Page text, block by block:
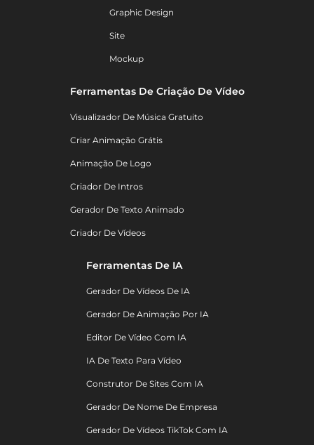
Graphic Design
Site
Mockup
Ferramentas De Criação De Vídeo
Visualizador De Música Gratuito
Criar Animação Grátis
Animação De Logo
Criador De Intros
Gerador De Texto Animado
Criador De Vídeos
Ferramentas De IA
Gerador De Vídeos De IA
Gerador De Animação Por IA
Editor De Vídeo Com IA
IA De Texto Para Vídeo
Construtor De Sites Com IA
Gerador De Nome De Empresa
Gerador De Vídeos TikTok Com IA